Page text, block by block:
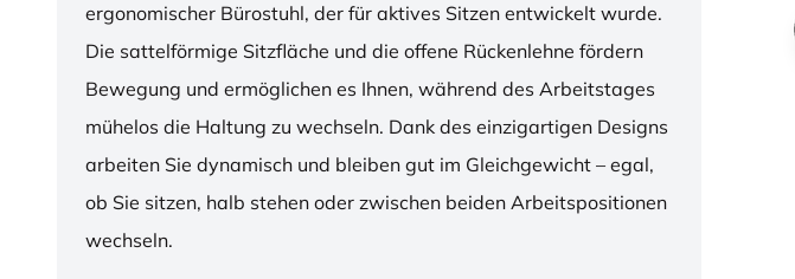
ergonomischer Bürostuhl, der für aktives Sitzen entwickelt wurde.
Die sattelförmige Sitzfläche und die offene Rückenlehne fördern
Bewegung und ermöglichen es Ihnen, während des Arbeitstages
mühelos die Haltung zu wechseln. Dank des einzigartigen Designs
arbeiten Sie dynamisch und bleiben gut im Gleichgewicht – egal,
ob Sie sitzen, halb stehen oder zwischen beiden Arbeitspositionen
wechseln.